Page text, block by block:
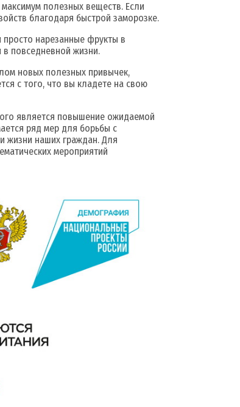
полезных веществ. Если
благодаря быстрой заморозке.
нарезанные фрукты в
в повседневной жизни.
новых полезных привычек,
с того, что вы кладете на свою
является повышение ожидаемой
ряд мер для борьбы с
жизни наших граждан. Для
мероприятий